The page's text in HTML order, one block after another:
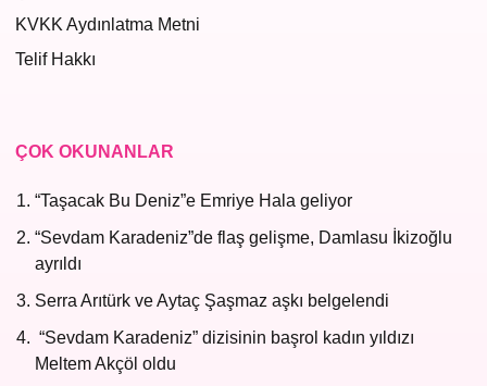
KVKK Aydınlatma Metni
Telif Hakkı
ÇOK OKUNANLAR
“Taşacak Bu Deniz”e Emriye Hala geliyor
“Sevdam Karadeniz”de flaş gelişme, Damlasu İkizoğlu
ayrıldı
Serra Arıtürk ve Aytaç Şaşmaz aşkı belgelendi
“Sevdam Karadeniz” dizisinin başrol kadın yıldızı
Meltem Akçöl oldu